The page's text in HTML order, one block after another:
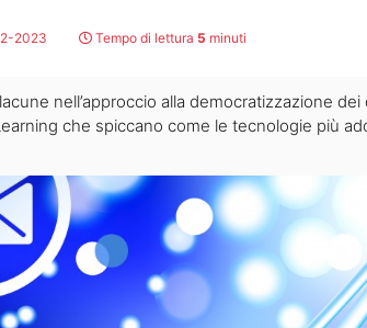
2023 Tempo di lettura 5 minuti
nell’approccio alla democratizzazione dei
che spiccano come le tecnologie più